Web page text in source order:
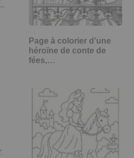
Page à colorier d'une
héroïne de conte de
fées,…